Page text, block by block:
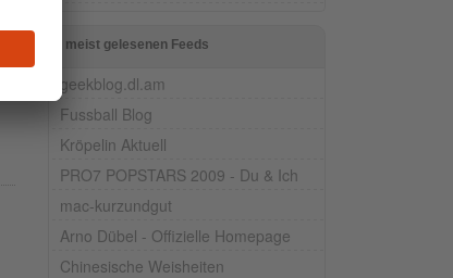
meist gelesenen Feeds
geekblog.dl.am
Fussball Blog
Kröpelin Aktuell
PRO7 POPSTARS 2009 - Du & Ich
mac-kurzundgut
Arno Dübel - Offizielle Homepage
Chinesische Weisheiten